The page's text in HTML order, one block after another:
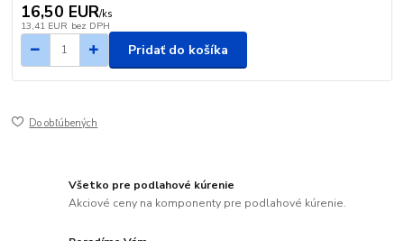
16,50 EUR/ks
13,41 EUR bez DPH
Pridať do košíka
Do obľúbených
Všetko pre podlahové kúrenie
Akciové ceny na komponenty pre podlahové kúrenie.